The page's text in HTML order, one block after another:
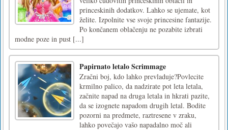
princeskinih dodatkov. Lahko se ujemate, kot
želite. Izpolnite vse svoje princesine fantazije.
Po končanem oblačenju ne pozabite izbrati
modne poze in pust [...]
Papirnato letalo Scrimmage
Zračni boj, kdo lahko prevladuje?Povlecite
krmilno palico, da nadzirate pot leta letala,
začnite napad na druga letala in hkrati pazite,
da se izognete napadom drugih letal. Bodite
pozorni na predmete, raztresene v zraku,
lahko povečajo vašo napadalno moč ali